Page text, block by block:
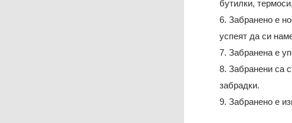
бутилки,
6. Забранено е
успеят да си
7. Забранена е
8. Забранени са
забрадки.
9. Забранено е